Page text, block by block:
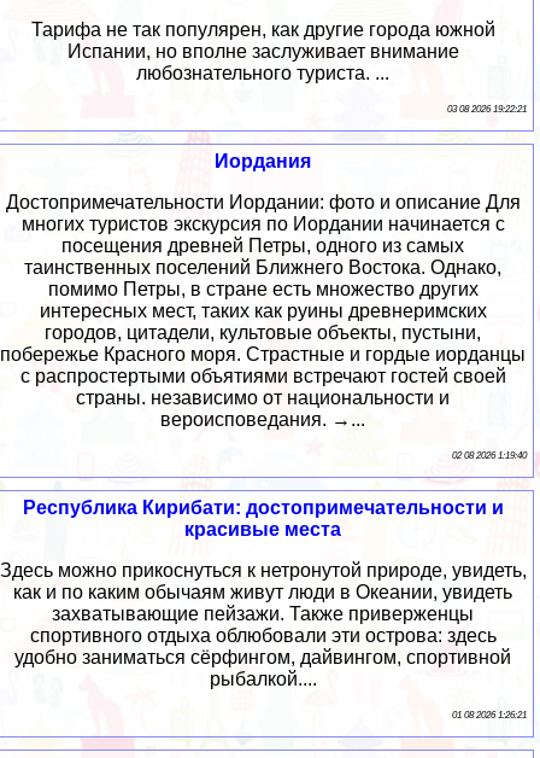
Тарифа не так популярен, как другие города южной
Испании, но вполне заслуживает внимание
любознательного туриста. ...
03 08 2026 19:22:21
Иордания
Достопримечательности Иордании: фото и описание Для
многих туристов экскурсия по Иордании начинается с
посещения древней Петры, одного из самых
таинственных поселений Ближнего Востока. Однако,
помимо Петры, в стране есть множество других
интересных мест, таких как руины древнеримских
городов, цитадели, культовые объекты, пустыни,
побережье Красного моря. Страстные и гордые иорданцы
с распростертыми объятиями встречают гостей своей
страны. независимо от национальности и
вероисповедания. →...
02 08 2026 1:19:40
Республика Кирибати: достопримечательности и
красивые места
Здесь можно прикоснуться к нетронутой природе, увидеть,
как и по каким обычаям живут люди в Океании, увидеть
захватывающие пейзажи. Также приверженцы
спортивного отдыха облюбовали эти острова: здесь
удобно заниматься сёрфингом, дайвингом, спортивной
рыбалкой....
01 08 2026 1:26:21